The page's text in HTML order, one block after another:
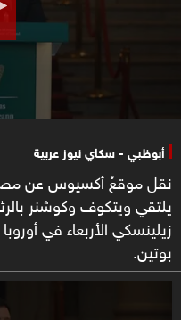
أبوظبي - سكاي نيوز عربية
نقل موقعُ أكسيوس عن
يلتقي ويتكوف وكوشنر
زيلينسكي الأربعاء في
بوتين.